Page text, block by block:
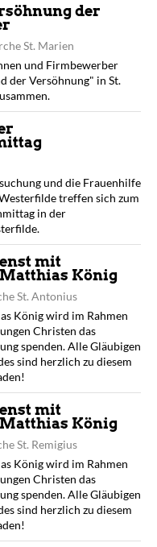
der
St. Marien
und Firmbewerber
der Versöhnung" in St.
und die Frauenhilfe
treffen sich zum
in der
mit
König
St. Antonius
König wird im Rahmen
Christen das
spenden. Alle Gläubigen
sind herzlich zu diesem
mit
König
St. Remigius
König wird im Rahmen
Christen das
spenden. Alle Gläubigen
sind herzlich zu diesem